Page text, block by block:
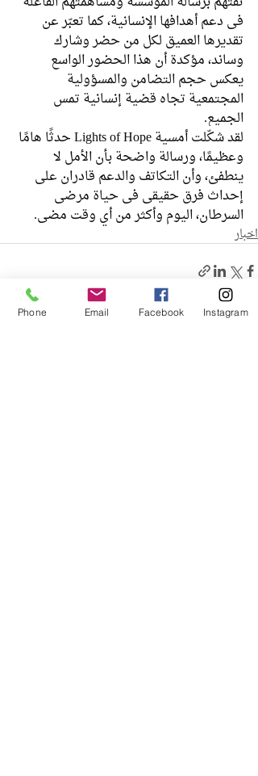
في دعم أهدافها الإنسانية، كما تعبّر عن
تقديرها العميق لكل من حضر وشارك
وساند، مؤكدة أن هذا الحضور الواسع
يعكس حجم التضامن والمسؤولية
المجتمعية تجاه قضية إنسانية تمس
الجميع.
لقد شكّلت أمسية Lights of Hope حدثًا هامًا
وعظيمًا، ورسالة واضحة بأن الأمل لا
ينطفئ، وأن التكاتف والدعم قادران على
إحداث فرق حقيقي في حياة مرضى
السرطان، اليوم وأكثر من أي وقت مضى.
اخبار
Phone Email Facebook Instagram